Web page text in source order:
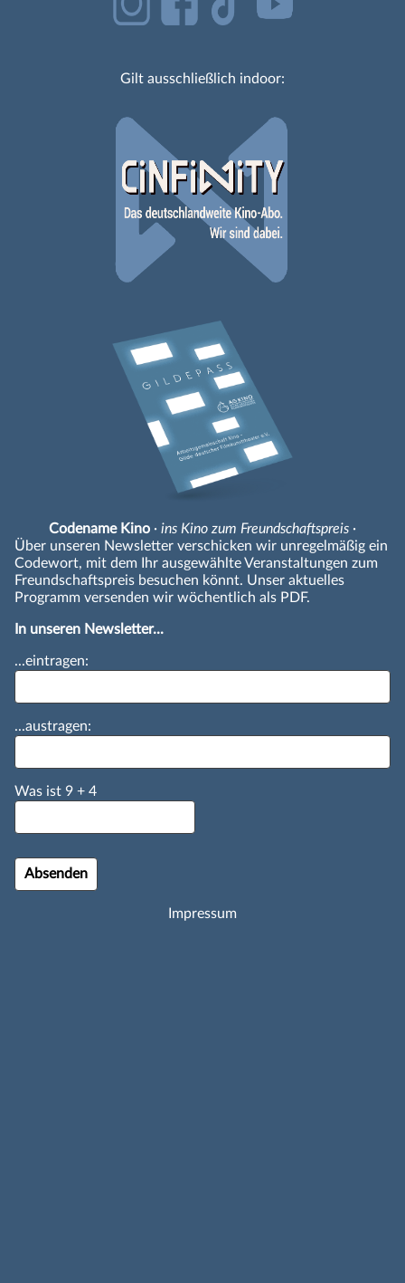
Gilt ausschließlich indoor:
Codename Kino · ins Kino zum Freundschaftspreis ·
Über unseren Newsletter verschicken wir unregelmäßig ein
Codewort, mit dem Ihr ausgewählte Veranstaltungen zum
Freundschaftspreis besuchen könnt. Unser aktuelles
Programm versenden wir wöchentlich als PDF.
In unseren Newsletter...
...eintragen:
...austragen:
Was ist 9 + 4
Impressum